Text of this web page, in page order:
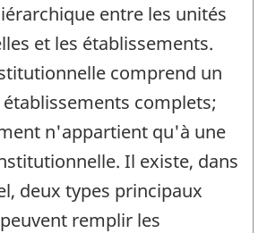
entre les unités
et les établissements.
comprend un
complets;
n'appartient qu'à une
Il existe, dans
deux types principaux
remplir les